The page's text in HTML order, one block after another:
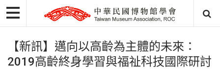
【新訊】邁向以高齡為主體的未來：
2019高齡終身學習與福祉科技國際研討